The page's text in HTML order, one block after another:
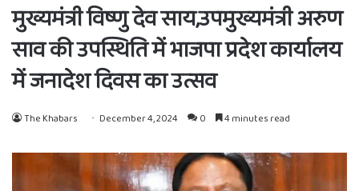
मुख्यमंत्री विष्णु देव साय,उपमुख्यमंत्री अरुण
साव की उपस्थिति में भाजपा प्रदेश कार्यालय
में जनादेश दिवस का उत्सव
The Khabars December 4, 2024 0 4 minutes read